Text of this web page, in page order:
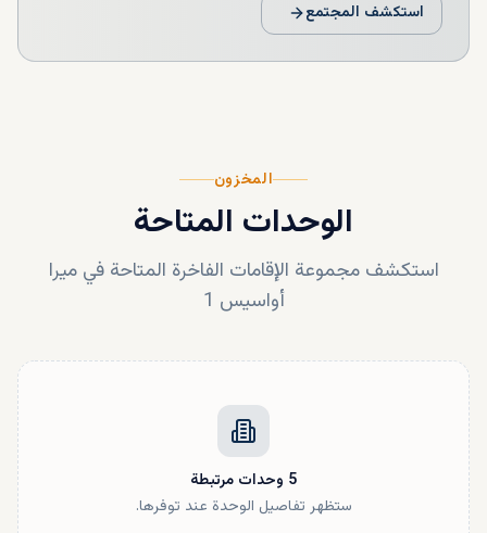
استكشف المجتمع
المخزون
الوحدات المتاحة
استكشف مجموعة الإقامات الفاخرة المتاحة في ميرا
أواسيس 1
5 وحدات مرتبطة
ستظهر تفاصيل الوحدة عند توفرها.